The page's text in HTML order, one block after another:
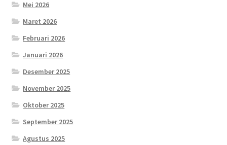
Mei 2026
Maret 2026
Februari 2026
Januari 2026
Desember 2025
November 2025
Oktober 2025
September 2025
Agustus 2025